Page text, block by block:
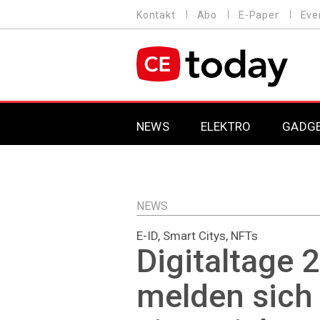
zum
MENU
Kontakt Abo E-Paper
MAIN NAVIGATION
NEWS ELEKTRO
NEWS
E-ID, Smart Citys, NFTs
Digitaltage
melden